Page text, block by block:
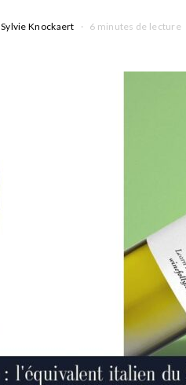
Sylvie Knockaert 6 minutes de lecture